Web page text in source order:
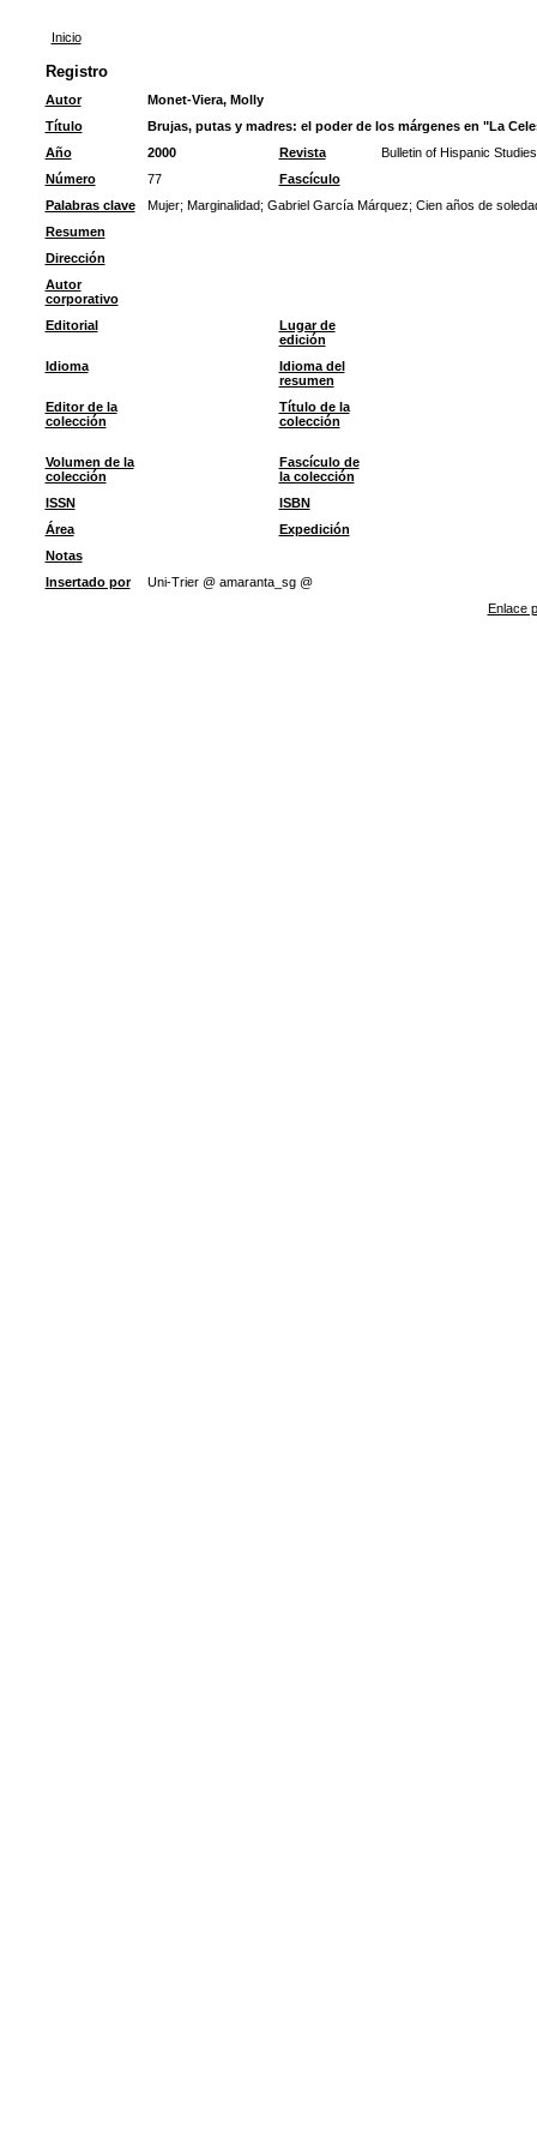
Inicio
Registro
Autor
Monet-Viera, Molly
Título
Brujas, putas y madres: el poder de los márgenes en "La
Año
2000 Revista
Bulletin of Hispanic Studies
Número
77
Fascículo
Palabras clave
Mujer; Marginalidad; Gabriel García Márquez; Cien años de
Resumen
Dirección
Autor
corporativo
Editorial
Lugar de
edición
Idioma
Idioma del
resumen
Editor de la
colección
Título de la
colección
Volumen de la
colección
Fascículo de
la colección
ISSN
ISBN
Área
Expedición
Notas
Insertado por
Uni-Trier @ amaranta_sg @
Enlace